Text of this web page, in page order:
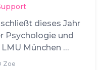
dieses Jahr
Psychologie und
München
Zoe